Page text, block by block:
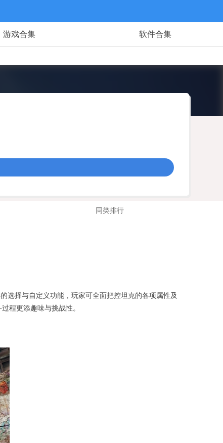
游戏合集 软件合集
同类排行
选择与自定义功能，玩家可全面把控坦克的各项属性及
程更添趣味与挑战性。